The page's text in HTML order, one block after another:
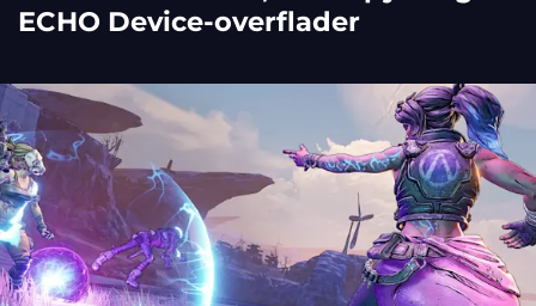
ECHO Device-overflader